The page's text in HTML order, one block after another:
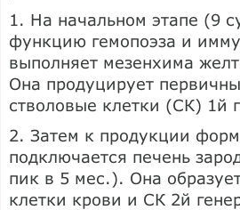
1. На начальном этапе (9
функцию гемопоэза и
выполняет мезенхима
Она продуцирует
стволовые клетки (СК) 1й
2. Затем к продукции
подключается печень
пик в 5 мес.). Она
клетки крови и СК 2й